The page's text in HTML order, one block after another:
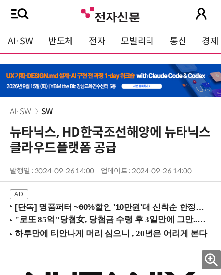
AI·SW 반도체 전자 모빌리티 통신 경제
AI·SW SW
뉴타닉스, HD한국조선해양에 뉴타닉스
클라우드플랫폼 공급
발행일 : 2024-09-26 14:00 업데이트 : 2024-09-26 14:00
[단독] 명품퍼터 ~60%할인 '10만원'대 선착순 한정판매!